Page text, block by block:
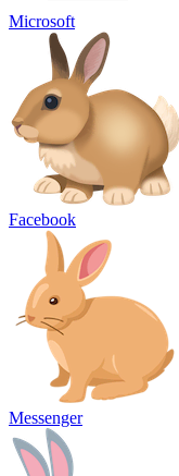
Microsoft
Facebook
Messenger